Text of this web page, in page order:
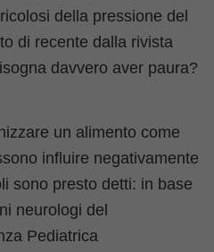
della pressione del
di recente dalla rivista
davvero aver paura?
un alimento come
influire negativamente
sono presto detti: in base
neurologi del
Pediatrica